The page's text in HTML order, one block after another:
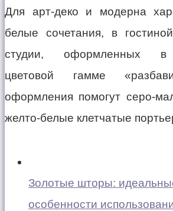
Для арт-деко и модерна
белые сочетания, в
студии, оформленных в
цветовой гамме
оформления помогут серо-
желто-белые клетчатые
Золотые шторы:
особенности